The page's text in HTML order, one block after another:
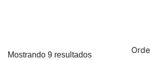
Mostrando 9 resultados